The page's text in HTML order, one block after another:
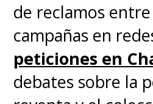
de reclamos
campañas en
peticiones en
debates sobre la